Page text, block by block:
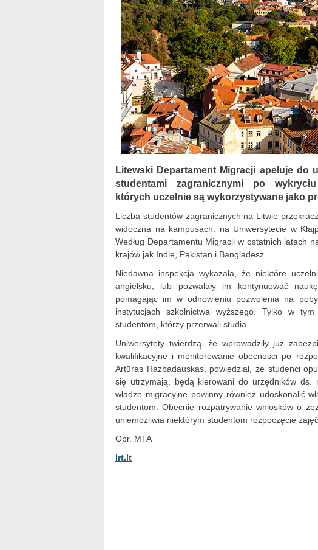
Litewski Departament Migracji apeluje do
studentami zagranicznymi po
których uczelnie są wykorzystywane jako
Liczba studentów zagranicznych na Litwie
widoczna na kampusach: na Uniwersytecie w
Według Departamentu Migracji w ostatnich latach
krajów jak Indie, Pakistan i Bangladesz.
Niedawna inspekcja wykazała, że ​​niektóre
angielsku, lub pozwalały im kontynuować
pomagając im w odnowieniu pozwolenia na
instytucjach szkolnictwa wyższego. Tylko w
studentom, którzy przerwali studia.
Uniwersytety twierdzą, że wprowadziły już
kwalifikacyjne i monitorowanie obecności po
Artūras Razbadauskas, powiedział, że studenci
się utrzymają, będą kierowani do urzędników ds.
władze migracyjne powinny również udoskonalić
studentom. Obecnie rozpatrywanie wniosków o
uniemożliwia niektórym studentom rozpoczęcie
Opr. MTA
lrt.lt